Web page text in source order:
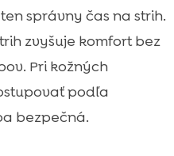
správny čas na strih.
zvyšuje komfort bez
Pri kožných
podľa
bezpečná.